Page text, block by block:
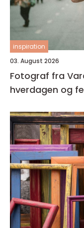
inspiration
03. August 2026
Fotograf fra
hverdagen og